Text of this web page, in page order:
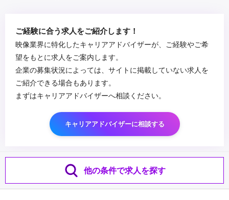
ご経験に合う求人をご紹介します！
映像業界に特化したキャリアアドバイザーが、ご経験やご希
望をもとに求人をご案内します。
企業の募集状況によっては、サイトに掲載していない求人を
ご紹介できる場合もあります。
まずはキャリアアドバイザーへ相談ください。
キャリアアドバイザーに相談する
他の条件で求人を探す